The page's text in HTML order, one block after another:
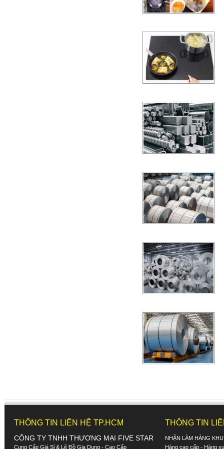
THÔNG TIN LIÊN HỆ TP.HCM
CÔNG TY TNHH THƯƠNG MẠI FIVE STAR
Cung Cấp Giá Sỉ & Lẽ Đồ Gia Dụng - Cao Cấp
THÔNG TIN
NHẬN LÀM HÀNG
Hàng cao cấp - Hàng